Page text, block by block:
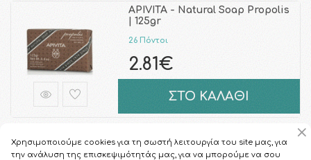
APIVITA - Natural Soap Propolis
| 125gr
26 Πόντοι
2.81€
ΣΤΟ ΚΑΛΑΘΙ
FROIKA - Ω-Plus Cream | 200ml
Χρησιμοποιούμε cookies για τη σωστή λειτουργία του site μας, για
την ανάλυση της επισκεψιμότητάς μας, για να μπορούμε να σου